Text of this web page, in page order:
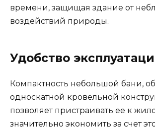
времени, защищая здание от
воздействий природы.
Удобство
Компактность небольшой бани,
односкатной кровельной
позволяет пристраивать ее к
значительно экономить за счет